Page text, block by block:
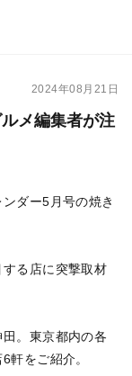
2024年08月21日
メ編集者が注
ダー5月号の焼き
る店に突撃取材
。東京都内の各
軒をご紹介。